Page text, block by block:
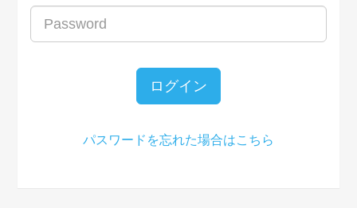
ログイン
パスワードを忘れた場合はこちら